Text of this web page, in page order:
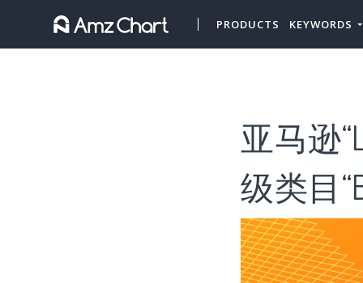
PRODUCTS KEYWORDS
亚马逊
级类目